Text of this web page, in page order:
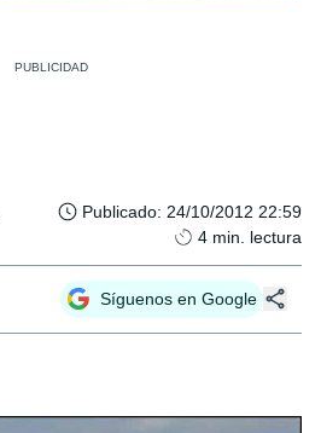
Publicado: 24/10/2012 22:59
4 min. lectura
Síguenos en Google